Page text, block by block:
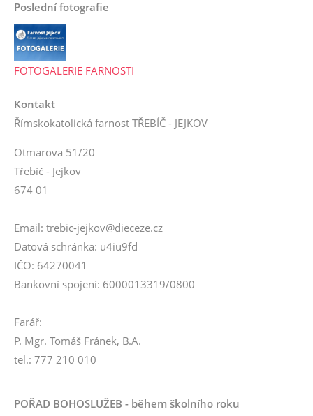
Poslední fotografie
FOTOGALERIE FARNOSTI
Kontakt
Římskokatolická farnost TŘEBÍČ - JEJKOV
Otmarova 51/20
Třebíč - Jejkov
674 01
Email: trebic-jejkov@dieceze.cz
Datová schránka: u4iu9fd
IČO: 64270041
Bankovní spojení: 6000013319/0800
Farář:
P. Mgr. Tomáš Fránek, B.A.
tel.: 777 210 010
POŘAD BOHOSLUŽEB - během školního roku